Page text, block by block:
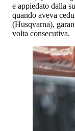
e appiedato dalla
quando aveva
(Husqvarna),
volta consecutiva.